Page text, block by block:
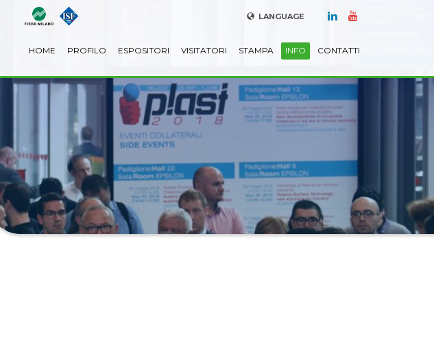
LANGUAGE
HOME PROFILO ESPOSITORI VISITATORI STAMPA INFO CONTATTI